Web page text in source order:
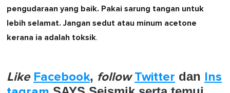
pengudaraan yang baik. Pakai sarung tangan untuk
lebih selamat. Jangan sedut atau minum acetone
kerana ia adalah toksik.
Like Facebook, follow Twitter dan Ins